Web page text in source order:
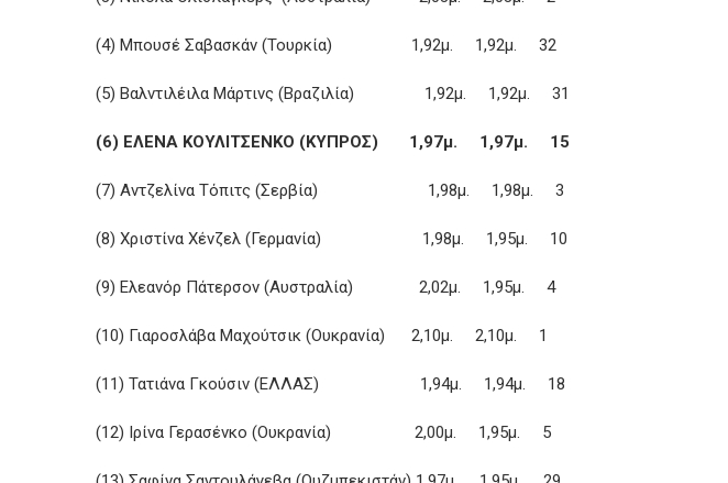
(4) Μπουσέ Σαβασκάν (Τουρκία) 1,92μ. 1,92μ. 32
(5) Βαλντιλέιλα Μάρτινς (Βραζιλία) 1,92μ. 1,92μ. 31
(6) ΕΛΕΝΑ ΚΟΥΛΙΤΣΕΝΚΟ (ΚΥΠΡΟΣ) 1,97μ. 1,97μ. 15
(7) Αντζελίνα Τόπιτς (Σερβία) 1,98μ. 1,98μ. 3
(8) Χριστίνα Χένζελ (Γερμανία) 1,98μ. 1,95μ. 10
(9) Ελεανόρ Πάτερσον (Αυστραλία) 2,02μ. 1,95μ. 4
(10) Γιαροσλάβα Μαχούτσικ (Ουκρανία) 2,10μ. 2,10μ. 1
(11) Τατιάνα Γκούσιν (ΕΛΛΑΣ) 1,94μ. 1,94μ. 18
(12) Ιρίνα Γερασένκο (Ουκρανία) 2,00μ. 1,95μ. 5